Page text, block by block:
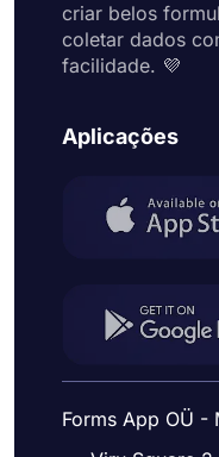
criar belos
coletar dados
facilidade. 💜
Aplicações
Forms App OÜ -